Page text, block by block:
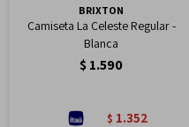
BRIXTON
Camiseta La Celeste Regular -
Blanca
$1.590
$ 1.352